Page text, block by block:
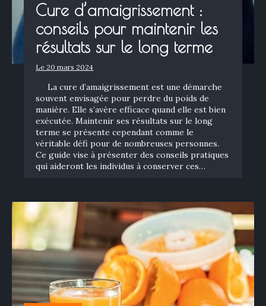
Cure d’amaigrissement :
conseils pour maintenir les
résultats sur le long terme
Le 20 mars 2024
La cure d’amaigrissement est une démarche
souvent envisagée pour perdre du poids de
manière. Elle s’avère efficace quand elle est bien
exécutée. Maintenir ses résultats sur le long
terme se présente cependant comme le
véritable défi pour de nombreuses personnes.
Ce guide vise à présenter des conseils pratiques
qui aideront les individus à conserver ces…